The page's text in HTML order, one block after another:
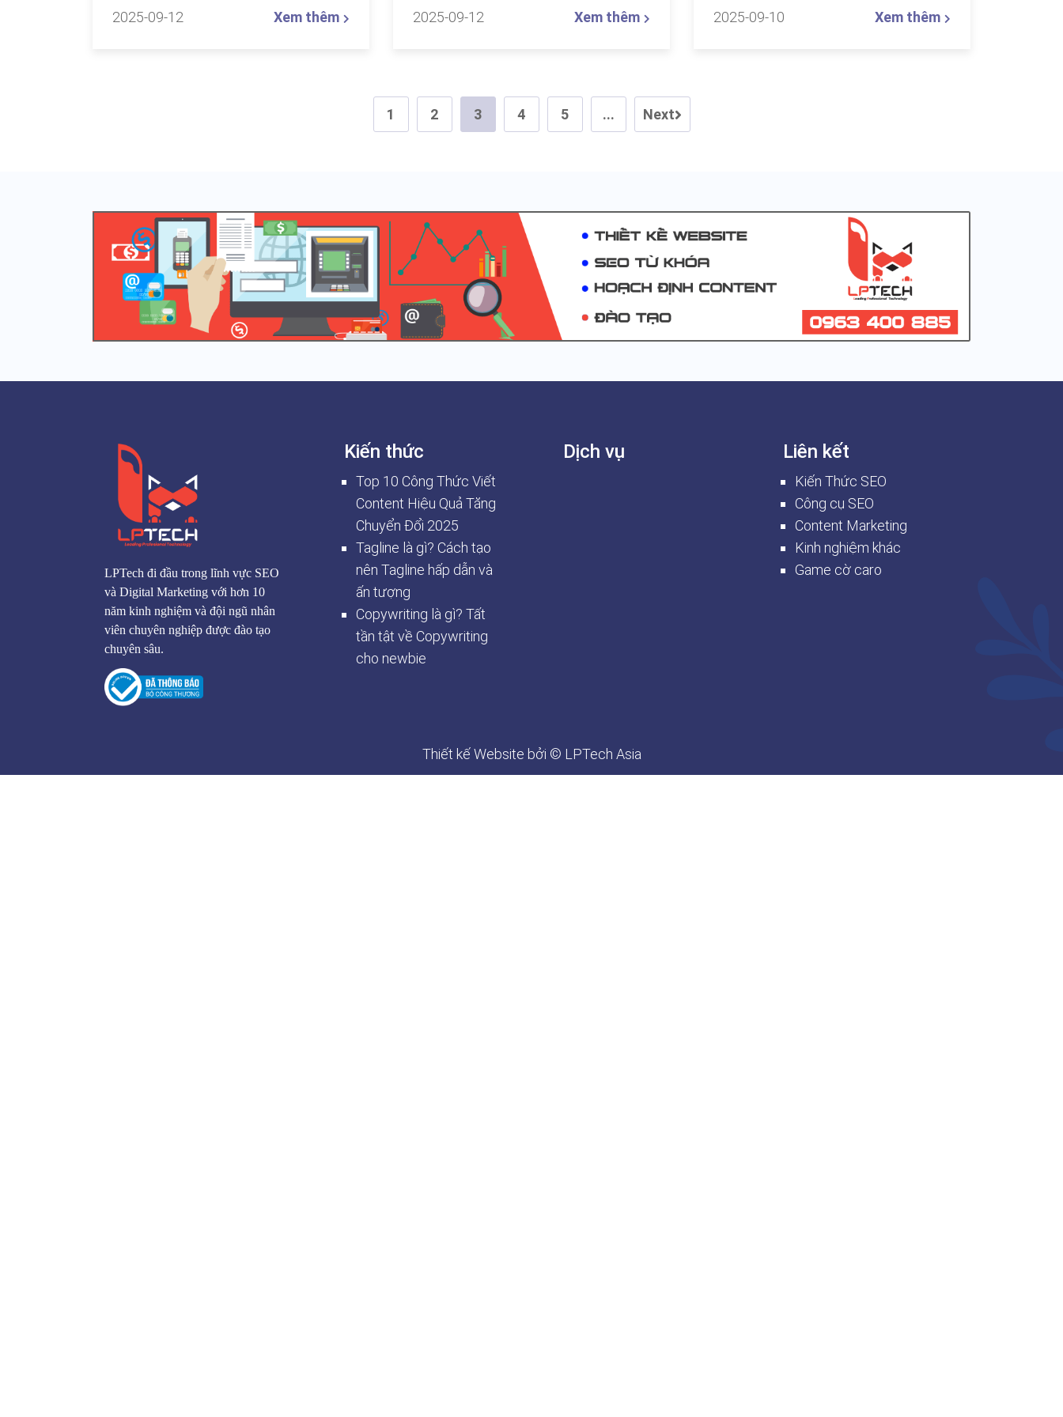
2025-09-12 Xem thêm 2025-09-12 Xem thêm 2025-09-10 Xem thêm
1 2 3 4 5 ... Next
LPTech đi đầu trong lĩnh vực SEO
và Digital Marketing với hơn 10
năm kinh nghiệm và đội ngũ nhân
viên chuyên nghiệp được đào tạo
chuyên sâu.
Kiến thức
Top 10 Công Thức Viết
Content Hiệu Quả Tăng
Chuyển Đổi 2025
Tagline là gì? Cách tạo
nên Tagline hấp dẫn và
ấn tượng
Copywriting là gì? Tất
tần tật về Copywriting
cho newbie
Dịch vụ Liên kết
Kiến Thức SEO
Công cụ SEO
Content Marketing
Kinh nghiệm khác
Game cờ caro
Thiết kế Website bởi © LPTech Asia